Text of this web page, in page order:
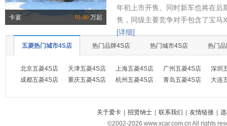
卡宴 91.80万起
年初上市开售。同时新车也将在后
售，同级主要竞争对手包含了宝马
[详细]
五菱热门城市4S店 热门品牌4S店 热门城市4S店 热门
北京五菱4S店 天津五菱4S店 上海五菱4S店 广州五菱4S店
深圳
成都五菱4S店
重庆五菱4S店 杭州五菱4S店 青岛五菱4S店 大连
关于爱卡 | 招贤纳士 | 联系我们 | 友情链接 |
©2002-2026 www.xcar.com.cn All rights